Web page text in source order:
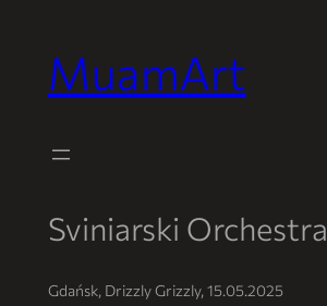
Przejdź
do
MuamArt
Sviniarski Orchestra
Gdańsk, Drizzly Grizzly, 15.05.2025